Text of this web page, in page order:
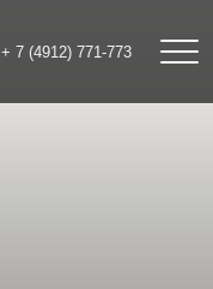
+ 7 (4912) 771-773